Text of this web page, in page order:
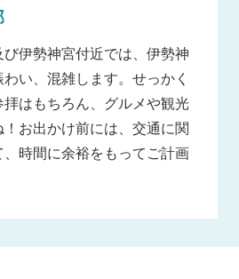
伊勢神宮付近では、伊勢神
い、混雑します。せっかく
はもちろん、グルメや観光
お出かけ前には、交通に関
時間に余裕をもってご計画